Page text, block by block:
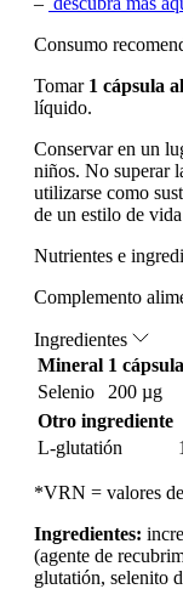
Consumo
Tomar 1 cápsula
líquido.
Conservar en un
niños. No superar
utilizarse como
de un estilo de
Nutrientes e
Complemento
Ingredientes
Mineral 1 cápsula
Selenio
200 µg
Otro ingrediente
L-glutatión
*VRN = valores
Ingredientes:
(agente de
glutatión, selenito